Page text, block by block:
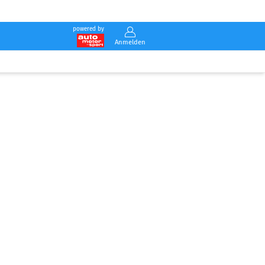
powered by
Anmelden